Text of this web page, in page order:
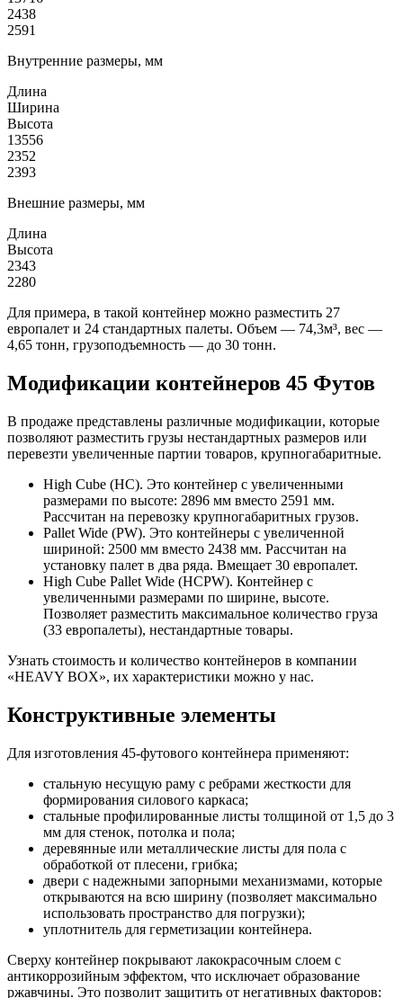
2438
2591
Внутренние размеры, мм
Длина
Ширина
Высота
13556
2352
2393
Внешние размеры, мм
Длина
Высота
2343
2280
Для примера, в такой контейнер можно разместить 27
европалет и 24 стандартных палеты. Объем — 74,3м³, вес —
4,65 тонн, грузоподъемность — до 30 тонн.
Модификации контейнеров 45 Футов
В продаже представлены различные модификации, которые
позволяют разместить грузы нестандартных размеров или
перевезти увеличенные партии товаров, крупногабаритные.
High Cube (HC). Это контейнер с увеличенными
размерами по высоте: 2896 мм вместо 2591 мм.
Рассчитан на перевозку крупногабаритных грузов.
Pallet Wide (PW). Это контейнеры с увеличенной
шириной: 2500 мм вместо 2438 мм. Рассчитан на
установку палет в два ряда. Вмещает 30 европалет.
High Cube Pallet Wide (HCPW). Контейнер с
увеличенными размерами по ширине, высоте.
Позволяет разместить максимальное количество груза
(33 европалеты), нестандартные товары.
Узнать стоимость и количество контейнеров в компании
«HEAVY BOX», их характеристики можно у нас.
Конструктивные элементы
Для изготовления 45-футового контейнера применяют:
стальную несущую раму с ребрами жесткости для
формирования силового каркаса;
стальные профилированные листы толщиной от 1,5 до 3
мм для стенок, потолка и пола;
деревянные или металлические листы для пола с
обработкой от плесени, грибка;
двери с надежными запорными механизмами, которые
открываются на всю ширину (позволяет максимально
использовать пространство для погрузки);
уплотнитель для герметизации контейнера.
Сверху контейнер покрывают лакокрасочным слоем с
антикоррозийным эффектом, что исключает образование
ржавчины. Это позволит защитить от негативных факторов: